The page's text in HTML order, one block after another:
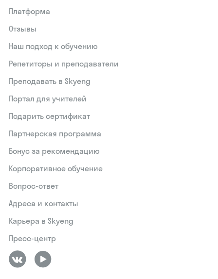
Платформа
Отзывы
Наш подход к обучению
Репетиторы и преподаватели
Преподавать в Skyeng
Портал для учителей
Подарить сертификат
Партнерская программа
Бонус за рекомендацию
Корпоративное обучение
Вопрос-ответ
Адреса и контакты
Карьера в Skyeng
Пресс-центр